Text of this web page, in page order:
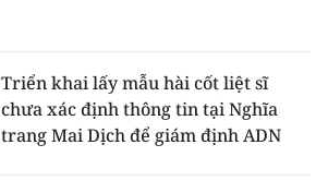
Triển khai lấy mẫu hài cốt liệt sĩ
chưa xác định thông tin tại Nghĩa
trang Mai Dịch để giám định ADN